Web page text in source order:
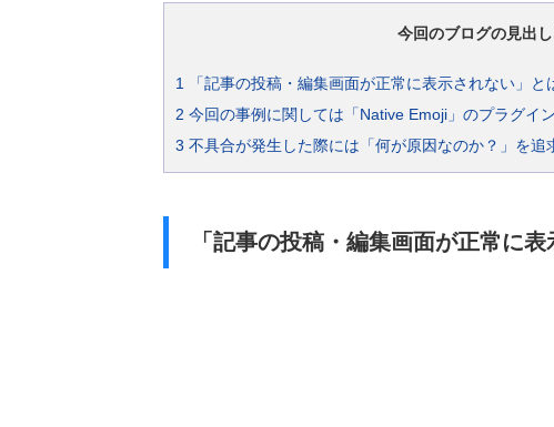
今回のブログの見出
1 「記事の投稿・編集画面が正常に表示されない」と
2 今回の事例に関しては「Native Emoji」のプラグイ
3 不具合が発生した際には「何が原因なのか？」を追
「記事の投稿・編集画面が正常に